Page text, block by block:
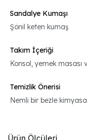
Sandalye Kumaşı
Şönil keten kumaş
Takım İçeriği
Konsol, yemek
Temizlik Önerisi
Nemli bir bezle
Ürün Ölçüleri